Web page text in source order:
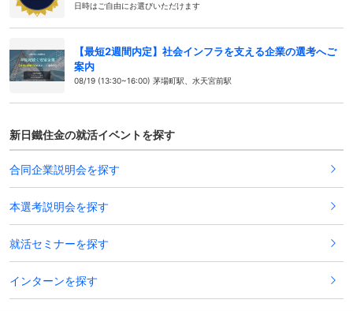
日時はご自由にお選びいただけます
【最短2週間内定】社会インフラを支える企業の選考へご
案内
08/19 (13:30~16:00) 茅場町駅、水天宮前駅
新日鐵住金の就活イベントを探す
合同企業説明会を探す
本選考説明会を探す
就活セミナーを探す
インターンを探す